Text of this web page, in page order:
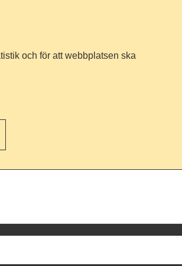
och för att webbplatsen ska